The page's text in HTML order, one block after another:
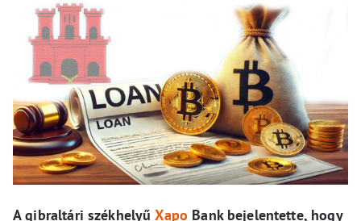
A gibraltári székhelyűXapo Bank bejelentette, hogy